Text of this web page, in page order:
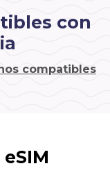
con
compatibles